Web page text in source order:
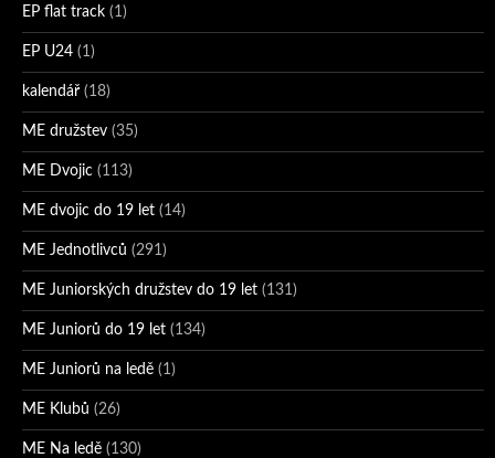
EP flat track (1)
EP U24 (1)
kalendář (18)
ME družstev (35)
ME Dvojic (113)
ME dvojic do 19 let (14)
ME Jednotlivců (291)
ME Juniorských družstev do 19 let (131)
ME Juniorů do 19 let (134)
ME Juniorů na ledě (1)
ME Klubů (26)
ME Na ledě (130)